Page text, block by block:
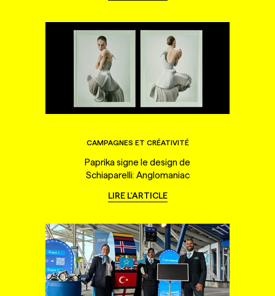
CAMPAGNES ET CRÉATIVITÉ
Paprika signe le design de
Schiaparelli: Anglomaniac
LIRE L'ARTICLE